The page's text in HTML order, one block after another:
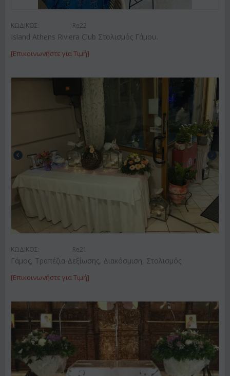
ΚΩΔΙΚΟΣ: Re22
Island Athens Riviera Club Στολισμός Γάμου.
[Επικοινωνήστε για Τιμή]
ΚΩΔΙΚΟΣ: Re21
Γάμος, Τραπέζια Δεξίωσης, Διακόσμιση, Στολισμός
[Επικοινωνήστε για Τιμή]